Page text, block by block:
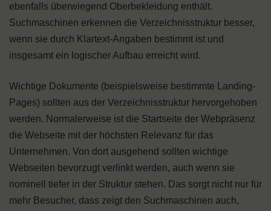
ebenfalls überwiegend Oberbekleidung enthält.
Suchmaschinen erkennen die Verzeichnisstruktur besser,
wenn sie durch Klartext-Angaben bestimmt ist und
insgesamt ein logischer Aufbau erreicht wird.
Wichtige Dokumente (beispielsweise bestimmte Landing-
Pages) sollten aus der Verzeichnisstruktur hervorgehoben
werden. Normalerweise ist die Startseite der Webpräsenz
die Webseite mit der höchsten Relevanz für das
Unternehmen. Von dort ausgehend sollten wichtige
Webseiten bevorzugt verlinkt werden, auch wenn sie
nominell tiefer in der Struktur stehen. Das sorgt nicht nur für
mehr Besucher, dass zeigt den Suchmaschinen auch,